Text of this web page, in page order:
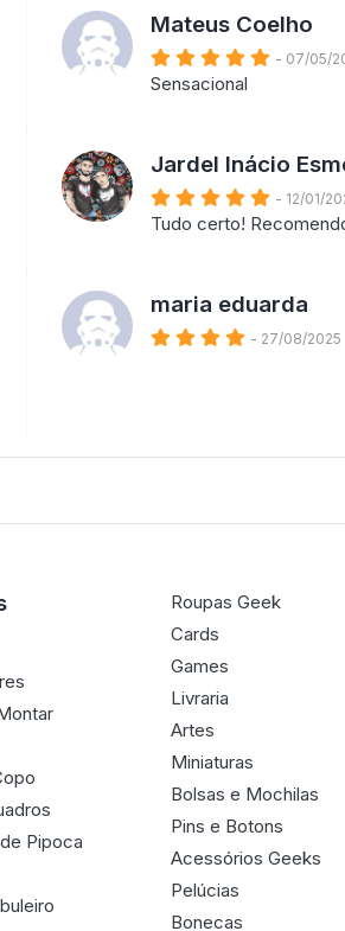
Mateus Coelho
- 07/05/
Sensacional
Jardel Inácio
- 12/01/
Tudo certo!
maria eduarda
- 27/08/2025
Pipoca
Roupas Geek
Cards
Games
Livraria
Artes
Miniaturas
Bolsas e Mochilas
Pins e Botons
Acessórios Geeks
Pelúcias
Bonecas